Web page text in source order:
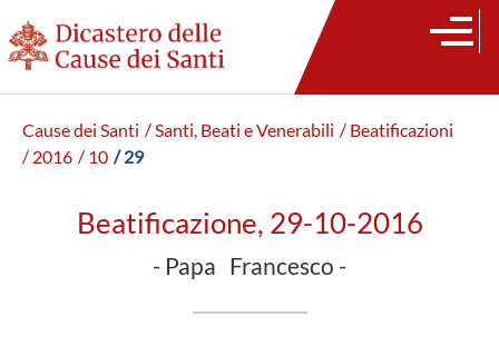
Cause dei Santi / Santi, Beati e Venerabili / Beatificazioni
/ 2016 / 10 / 29
Beatificazione, 29-10-2016
- Papa Francesco -